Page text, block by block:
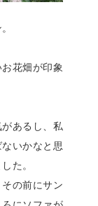
花畑が印象
あるし、私
いかなと思
た。
の前にサン